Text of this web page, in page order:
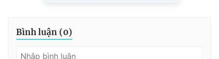
Bình luận (0)